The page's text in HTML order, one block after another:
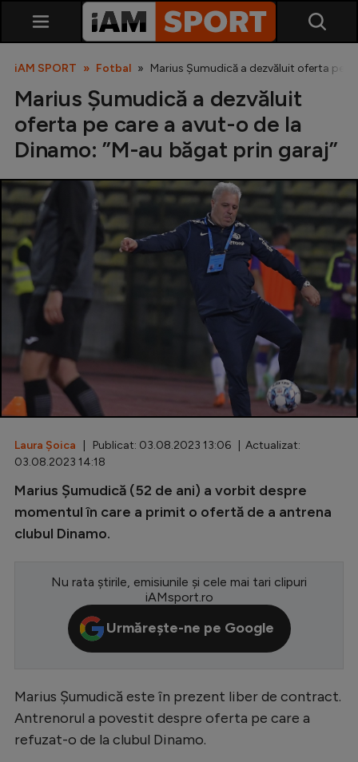
SuperLiga
Liga 2
Cupa României
Echipa Națională
Diverse
Inedit
Europa League
Conference League
CM 2026
Serie A
iAM SPORT Fotbal Marius Șumudică a dezvăluit oferta pe
Marius Șumudică a dezvăluit
oferta pe care a avut-o de la
Dinamo: ”M-au băgat prin garaj”
Laura Șoica | Publicat: 03.08.2023 13:06 | Actualizat:
03.08.2023 14:18
Marius Șumudică (52 de ani) a vorbit despre
momentul în care a primit o ofertă de a antrena
clubul Dinamo.
Nu rata știrile, emisiunile și cele mai tari clipuri
iAMsport.ro
Urmărește-ne pe Google
Marius Șumudică este în prezent liber de contract.
Antrenorul a povestit despre oferta pe care a
refuzat-o de la clubul Dinamo.